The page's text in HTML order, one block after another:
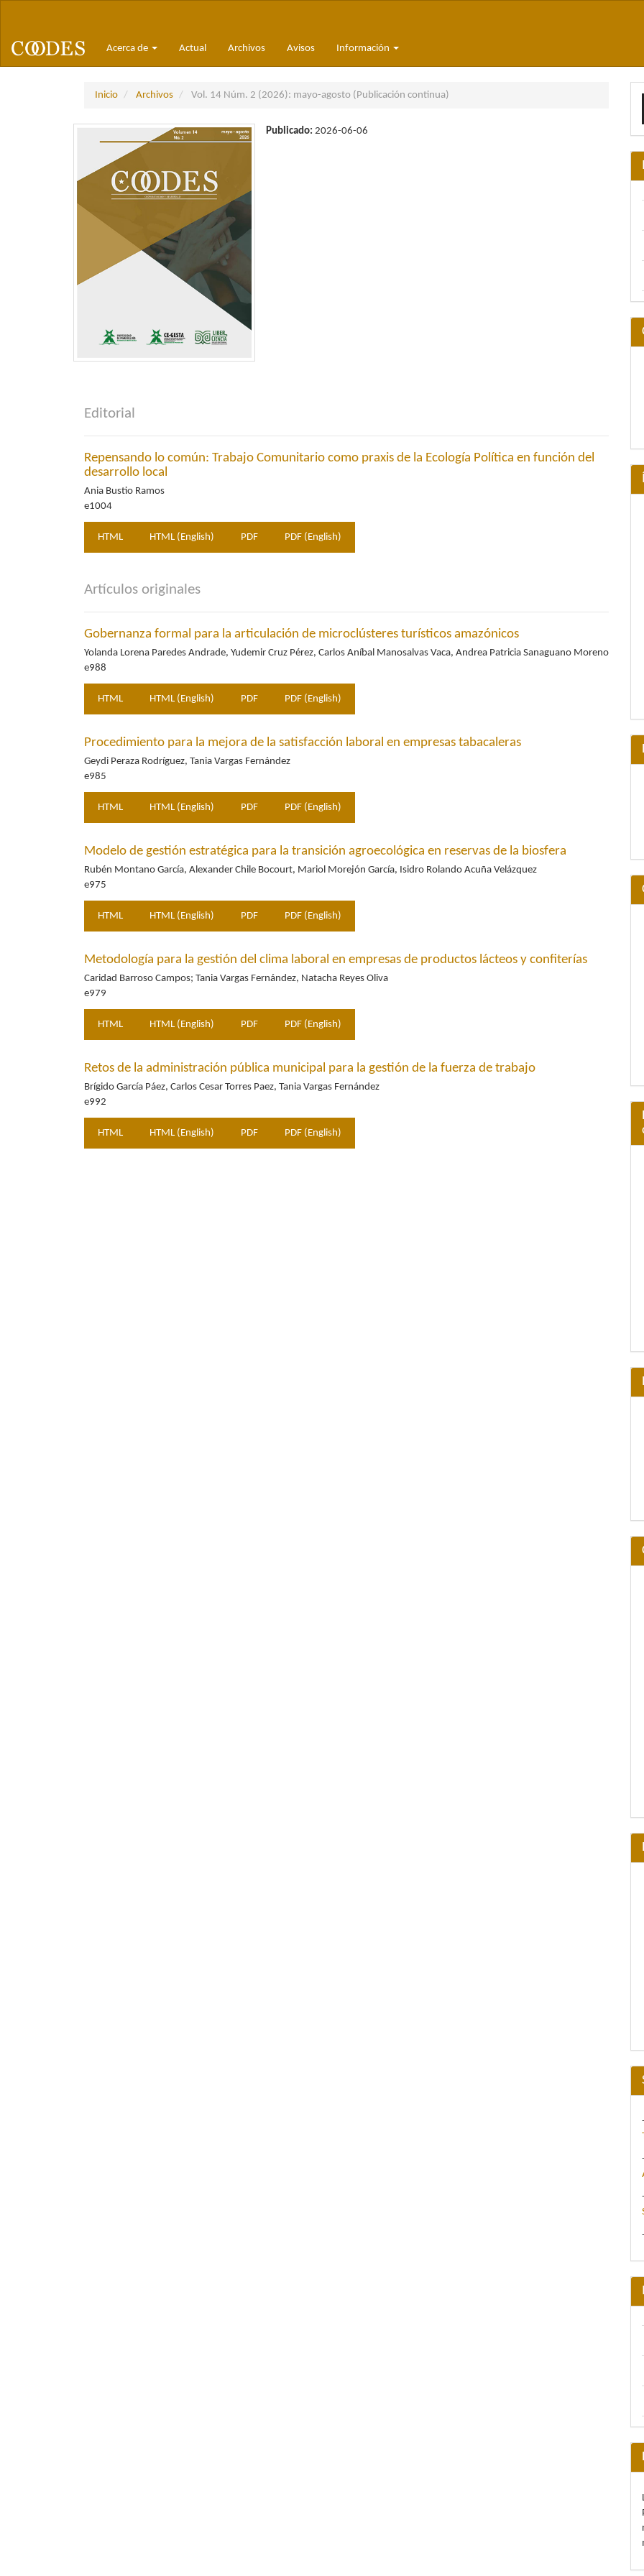
principal
Barra
Acerca de Actual Archivos Avisos Información
Inicio Archivos Vol. 14 Núm. 2 (2026): mayo-agosto (Publicación continua)
Publicado:2026-06-06
Editorial
Repensando lo común: Trabajo Comunitario como praxis de la Ecología Política en función del
desarrollo local
Ania Bustio Ramos
e1004
HTML HTML (English) PDF PDF (English)
Artículos originales
Gobernanza formal para la articulación de microclústeres turísticos amazónicos
Yolanda Lorena Paredes Andrade, Yudemir Cruz Pérez, Carlos Aníbal Manosalvas Vaca, Andrea Patricia Sanaguano Moreno
e988
HTML HTML (English) PDF PDF (English)
Procedimiento para la mejora de la satisfacción laboral en empresas tabacaleras
Geydi Peraza Rodríguez, Tania Vargas Fernández
e985
HTML HTML (English) PDF PDF (English)
Modelo de gestión estratégica para la transición agroecológica en reservas de la biosfera
Rubén Montano García, Alexander Chile Bocourt, Mariol Morejón García, Isidro Rolando Acuña Velázquez
e975
HTML HTML (English) PDF PDF (English)
Metodología para la gestión del clima laboral en empresas de productos lácteos y confiterías
Caridad Barroso Campos; Tania Vargas Fernández, Natacha Reyes Oliva
e979
HTML HTML (English) PDF PDF (English)
Retos de la administración pública municipal para la gestión de la fuerza de trabajo
Brígido García Páez, Carlos Cesar Torres Paez, Tania Vargas Fernández
e992
HTML HTML (English) PDF PDF (English)
-
-
-
-